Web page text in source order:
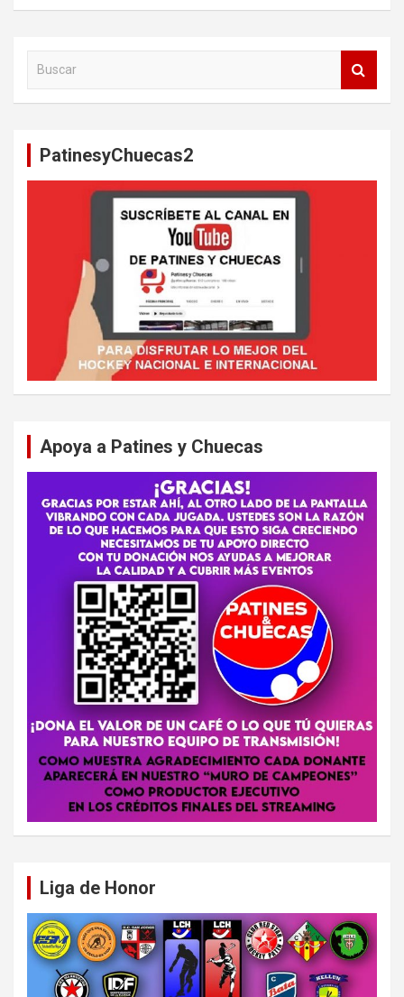
PatinesyChuecas2
Apoya a Patines y Chuecas
Liga de Honor